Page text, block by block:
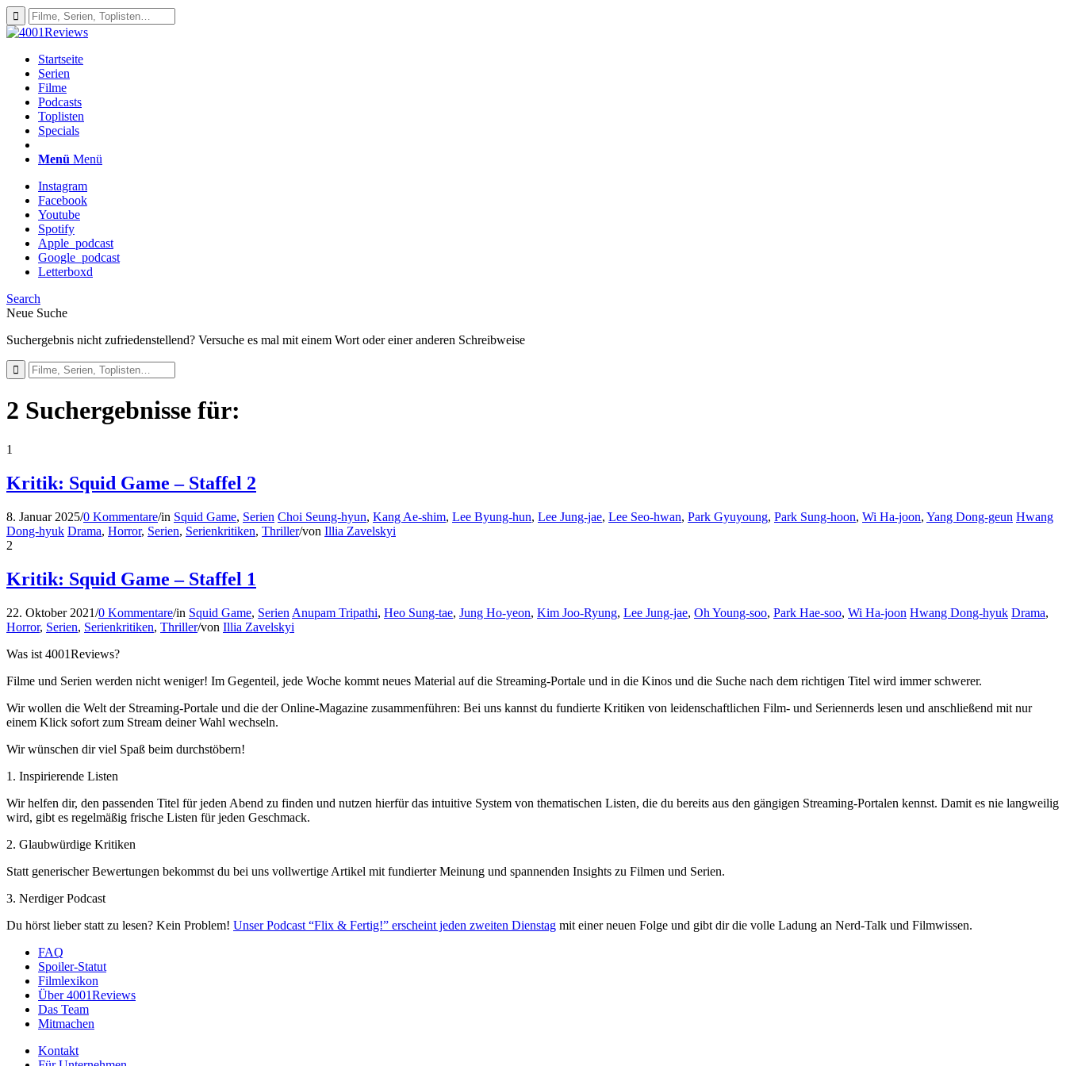
Startseite
Serien
Filme
Podcasts
Toplisten
Specials
Menü Menü
Instagram
Facebook
Youtube
Spotify
Apple_podcast
Google_podcast
Letterboxd
Search
Neue Suche
Suchergebnis nicht zufriedenstellend? Versuche es mal mit einem Wort oder einer anderen Schreibweise
2 Suchergebnisse für:
1
Kritik: Squid Game – Staffel 2
8. Januar 2025/0 Kommentare/in Squid Game, Serien Choi Seung-hyun, Kang Ae-shim, Lee Byung-hun, Lee Jung-jae, Lee Seo-hwan, Park Gyuyoung, Park Sung-hoon, Wi Ha-joon, Yang Dong-geun Hwang
Dong-hyuk Drama, Horror, Serien, Serienkritiken, Thriller/von Illia Zavelskyi
2
Kritik: Squid Game – Staffel 1
22. Oktober 2021/0 Kommentare/in Squid Game, Serien Anupam Tripathi, Heo Sung-tae, Jung Ho-yeon, Kim Joo-Ryung, Lee Jung-jae, Oh Young-soo, Park Hae-soo, Wi Ha-joon Hwang Dong-hyuk Drama,
Horror, Serien, Serienkritiken, Thriller/von Illia Zavelskyi
Was ist 4001Reviews?
Filme und Serien werden nicht weniger! Im Gegenteil, jede Woche kommt neues Material auf die Streaming-Portale und in die Kinos und die Suche nach dem richtigen Titel wird immer schwerer.
Wir wollen die Welt der Streaming-Portale und die der Online-Magazine zusammenführen: Bei uns kannst du fundierte Kritiken von leidenschaftlichen Film- und Seriennerds lesen und anschließend mit nur
einem Klick sofort zum Stream deiner Wahl wechseln.
Wir wünschen dir viel Spaß beim durchstöbern!
1. Inspirierende Listen
Wir helfen dir, den passenden Titel für jeden Abend zu finden und nutzen hierfür das intuitive System von thematischen Listen, die du bereits aus den gängigen Streaming-Portalen kennst. Damit es nie langweilig
wird, gibt es regelmäßig frische Listen für jeden Geschmack.
2. Glaubwürdige Kritiken
Statt generischer Bewertungen bekommst du bei uns vollwertige Artikel mit fundierter Meinung und spannenden Insights zu Filmen und Serien.
3. Nerdiger Podcast
Du hörst lieber statt zu lesen? Kein Problem! Unser Podcast “Flix & Fertig!” erscheint jeden zweiten Dienstag mit einer neuen Folge und gibt dir die volle Ladung an Nerd-Talk und Filmwissen.
FAQ
Spoiler-Statut
Filmlexikon
Über 4001Reviews
Das Team
Mitmachen
Kontakt